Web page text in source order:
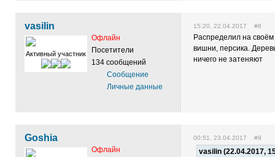
vasilin
Активный участник
Офлайн
Посетители
134 сообщений
Сообщение
Личные данные
15:20, 22.04.2017 #8
Распределил на
вишни, персика.
ничего не затеняют
Goshia
Офлайн
00:51, 23.04.2017 #9
vasilin (22.04.2017,